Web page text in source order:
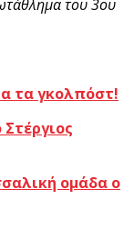
του 3ου
τα γκολπόστ!
ομάδα ο